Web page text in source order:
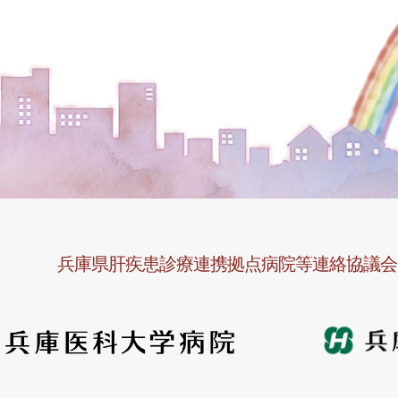
兵庫県肝疾患診療連携拠点病院等連絡協議会